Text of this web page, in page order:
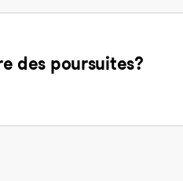
des poursuites?